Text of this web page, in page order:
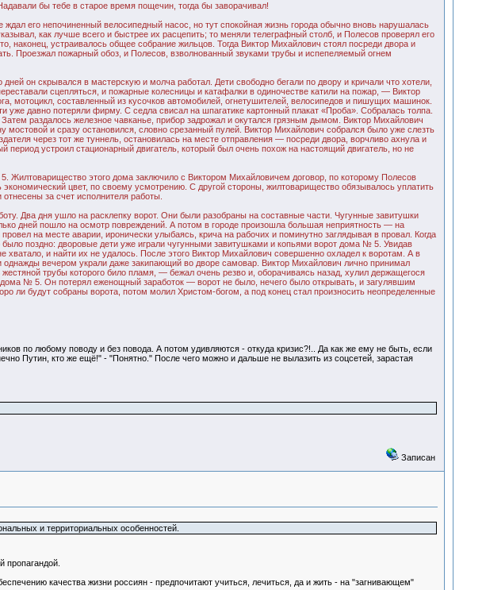
бы тебе в старое время пощечин, тогда бы заворачивал!
его непочиненный велосипедный насос, но тут спокойная жизнь города обычно вновь нарушалась
как лучше всего и быстрее их расцепить; то меняли телеграфный столб, и Полесов проверял его
устраивалось общее собрание жильцов. Тогда Виктор Михайлович стоял посреди двора и
Проезжал пожарный обоз, и Полесов, взволнованный звуками трубы и испепеляемый огнем
он скрывался в мастерскую и молча работал. Дети свободно бегали по двору и кричали что хотели,
сцепляться, и пожарные колесницы и катафалки в одиночестве катили на пожар, — Виктор
мотоцикл, составленный из кусочков автомобилей, огнетушителей, велосипедов и пишущих машинок.
давно потеряли фирму. С седла свисал на шпагатике картонный плакат «Проба». Собралась толпа.
раздалось железное чавканье, прибор задрожал и окутался грязным дымом. Виктор Михайлович
и сразу остановился, словно срезанный пулей. Виктор Михайлович собрался было уже слезть
через тот же туннель, остановилась на месте отправления — посреди двора, ворчливо ахнула и
устроил стационарный двигатель, который был очень похож на настоящий двигатель, но не
Жилтоварищество этого дома заключило с Виктором Михайловичем договор, по которому Полесов
цвет, по своему усмотрению. С другой стороны, жилтоварищество обязывалось уплатить
за счет исполнителя работы.
Два дня ушло на расклепку ворот. Они были разобраны на составные части. Чугунные завитушки
дней пошло на осмотр повреждений. А потом в городе произошла большая неприятность — на
на месте аварии, иронически улыбаясь, крича на рабочих и поминутно заглядывая в провал. Когда
поздно: дворовые дети уже играли чугунными завитушками и копьями ворот дома № 5. Увидав
и найти их не удалось. После этого Виктор Михайлович совершенно охладел к воротам. А в
вечером украли даже закипающий во дворе самовар. Виктор Михайлович лично принимал
трубы которого било пламя, — бежал очень резво и, оборачиваясь назад, хулил держащегося
№ 5. Он потерял еженощный заработок — ворот не было, нечего было открывать, и загулявшим
ли будут собраны ворота, потом молил Христом-богом, а под конец стал произносить неопределенные
по любому поводу и без повода. А потом удивляются - откуда кризис?!.. Да как же ему не быть, если
Путин, кто же ещё!" - "Понятно." После чего можно и дальше не вылазить из соцсетей, зарастая
Записан
и территориальных особенностей.
пропагандой.
качества жизни россиян - предпочитают учиться, лечиться, да и жить - на "загнивающем"